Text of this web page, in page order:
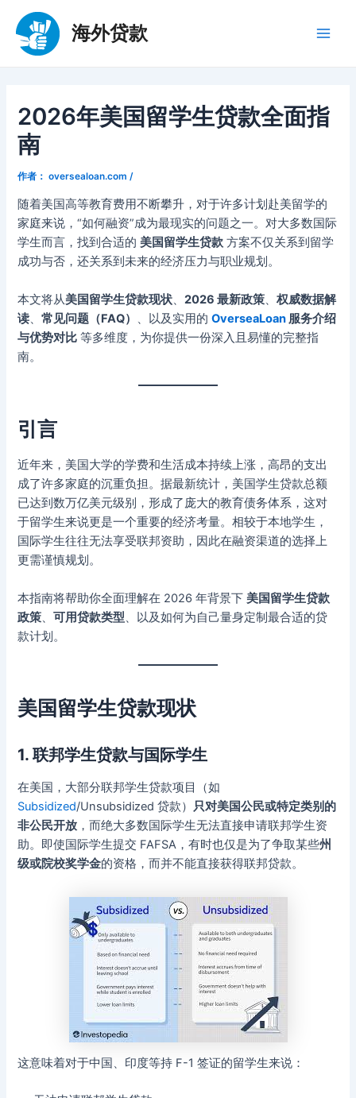
海外贷款
2026年美国留学生贷款全面指
南
作者： oversealoan.com/
随着美国高等教育费用不断攀升，对于许多计划赴美留学的
家庭来说，“如何融资”成为最现实的问题之一。对大多数国际
学生而言，找到合适的美国留学生贷款 方案不仅关系到留学
成功与否，还关系到未来的经济压力与职业规划。
本文将从美国留学生贷款现状、2026 最新政策、权威数据解
读、常见问题（FAQ） 、以及实用的OverseaLoan 服务介绍
与优势对比 等多维度，为你提供一份深入且易懂的完整指
南。
引言
近年来，美国大学的学费和生活成本持续上涨，高昂的支出
成了许多家庭的沉重负担。据最新统计，美国学生贷款总额
已达到数万亿美元级别，形成了庞大的教育债务体系，这对
于留学生来说更是一个重要的经济考量。相较于本地学生，
国际学生往往无法享受联邦资助，因此在融资渠道的选择上
更需谨慎规划。
本指南将帮助你全面理解在 2026 年背景下美国留学生贷款
政策 、可用贷款类型 、以及如何为自己量身定制最合适的贷
款计划。
美国留学生贷款现状
1. 联邦学生贷款与国际学生
在美国，大部分联邦学生贷款项目（如
Subsidized/Unsubsidized 贷款） 只对美国公民或特定类别的
非公民开放 ，而绝大多数国际学生无法直接申请联邦学生资
助。即使国际学生提交 FAFSA，有时也仅是为了争取某些州
级或院校奖学金的资格，而并不能直接获得联邦贷款。
这意味着对于中国、印度等持 F-1 签证的留学生来说：